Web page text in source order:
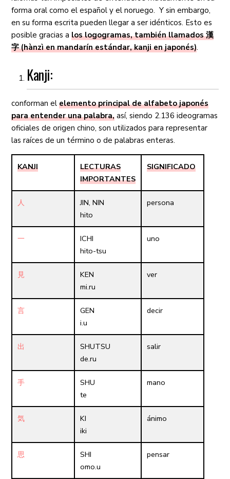
forma oral como el español y el noruego. Y sin embargo,
en su forma escrita pueden llegar a ser idénticos. Esto es
posible gracias alos logogramas, también llamados 漢
字 (hànzì en mandarín estándar, kanji en japonés).
Kanji:
conforman elelemento principal de alfabeto japonés
para entender unapalabra, así, siendo 2.136 ideogramas
oficiales de origen chino, son utilizados para representar
las raíces de un término o de palabras enteras.
KANJI
LECTURAS
IMPORTANTES
SIGNIFICADO
人
JIN, NIN
hito
persona
一
ICHI
hito-tsu
uno
見
KEN
mi.ru
ver
言
GEN
i.u
decir
出
SHUTSU
de.ru
salir
手
SHU
te
mano
気
KI
iki
ánimo
思
SHI
omo.u
pensar